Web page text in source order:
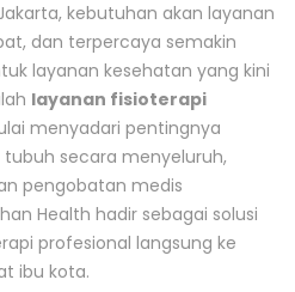
kebutuhan akan layanan
dan terpercaya semakin
layanan kesehatan yang kini
layanan fisioterapi
menyadari pentingnya
secara menyeluruh,
pengobatan medis
Health hadir sebagai solusi
profesional langsung ke
ibu kota.